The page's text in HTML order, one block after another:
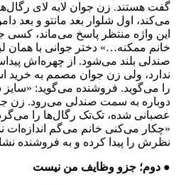
گفت هستند. زن جوان لابه لای
می‌کند،‌ اول شلوار بعد مانتو و بعد
این واژه منتظر پاسخ می‌ماند، کسی
خانم ممکنه…» دختر جوانی با
صندلی بلند می‌شود. از چهره‌اش
ندارد، ولی زن جوان مصمم به
را می‌گوید. فروشنده می‌گوید: «سایز
دوباره به سمت صندلی می‌رود. زن
عصبانی شده، تک‌تک رگال‌ها را
«چکار می‌کنی خانم می‌گم اندازه‌ات
نظرش را پیدا کرده و به فروشنده
● دوم؛ جزو وظایف من نیست